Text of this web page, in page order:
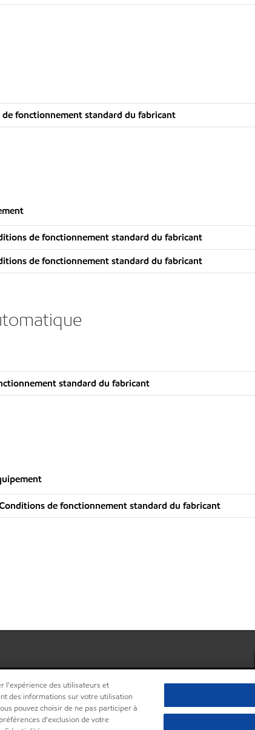
fonctionnement standard du fabricant
de fonctionnement standard du fabricant
de fonctionnement standard du fabricant
standard du fabricant
de fonctionnement standard du fabricant
l'expérience des utilisateurs et
des informations sur votre utilisation
pouvez choisir de ne pas participer à
d'exclusion de votre